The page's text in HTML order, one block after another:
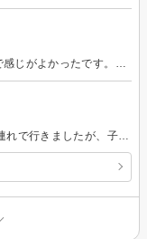
ナチュラルストレートにしてもらいました。 子連れで行きましたが、子どもが泣いたらあやしてくれてとても助かりました。 サロンも落ち着いていて、ゆっくりとした時間を過ごせました。 髪型もとても気に入りました。 またお願いしたいです。